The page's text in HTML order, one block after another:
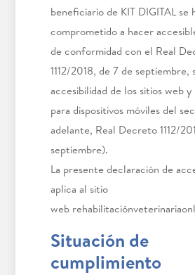
beneficiario de KIT DIGITAL se
comprometido a hacer
de conformidad con el Real
1112/2018, de 7 de septiembre,
accesibilidad de los sitios web
para dispositivos móviles del
adelante, Real Decreto 1112/
septiembre).
La presente declaración de
aplica al sitio
web
Situación de
cumplimiento